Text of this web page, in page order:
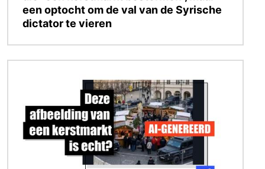
een optocht om de val van de Syrische
dictator te vieren